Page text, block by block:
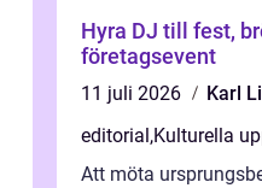
Hyra DJ till fest,
företagsevent
11 juli 2026
Karl
editorial,Kulturella
Att möta